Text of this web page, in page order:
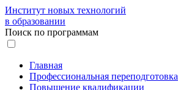
Институт новых технологий
в образовании
Поиск по программам
Главная
Профессиональная переподготовка
Повышение квалификации